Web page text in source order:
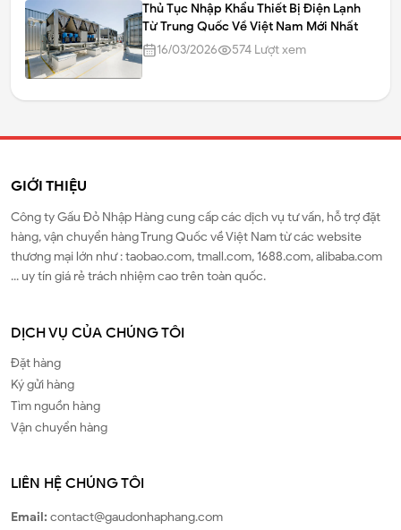
Thủ Tục Nhập Khẩu Thiết Bị Điện Lạnh
Từ Trung Quốc Về Việt Nam Mới Nhất
16/03/2026
574Lượt xem
GIỚI THIỆU
Công ty Gấu Đỏ Nhập Hàng cung cấp các dịch vụ tư vấn, hỗ trợ đặt
hàng, vận chuyển hàng Trung Quốc về Việt Nam từ các website
thương mại lớn như : taobao.com, tmall.com, 1688.com, alibaba.com
... uy tín giá rẻ trách nhiệm cao trên toàn quốc.
DỊCH VỤ CỦA CHÚNG TÔI
Đặt hàng
Ký gửi hàng
Tìm nguồn hàng
Vận chuyển hàng
LIÊN HỆ CHÚNG TÔI
Email: contact@gaudonhaphang.com